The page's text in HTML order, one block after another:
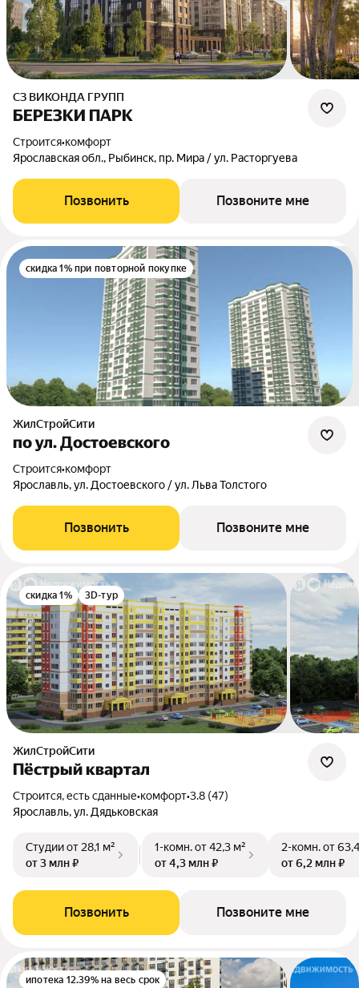
СЗ ВИКОНДА ГРУПП
БЕРЕЗКИ ПАРК
Строится•комфорт
Ярославская обл., Рыбинск, пр. Мира / ул. Расторгуева
Позвонить Позвоните мне
скидка 1% при повторной покупке
ЖилСтройСити
по ул. Достоевского
Строится•комфорт
Ярославль, ул. Достоевского / ул. Льва Толстого
Позвонить Позвоните мне
скидка 1% 3D-тур
ЖилСтройСити
Пёстрый квартал
Строится, есть сданные•комфорт•3.8 (47)
Ярославль, ул. Дядьковская
Студииот 28,1 м²
от 3 млн ₽
1-комн.от 42,3 м²
от 4,3 млн ₽
2-комн.от
от 6,2 млн ₽
Позвонить Позвоните мне
ипотека 12.39% на весь срок